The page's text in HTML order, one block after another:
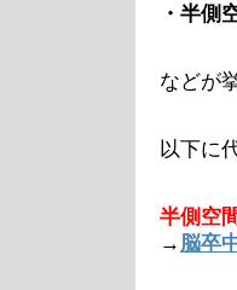
・半側
などが
以下に
半側空
→ 脳卒